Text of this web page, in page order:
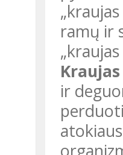
ramų ir
Kraujas
ir